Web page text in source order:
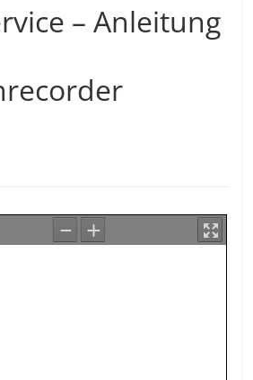
– Anleitung